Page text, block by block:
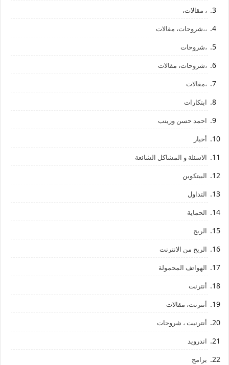
، مقالات،
،،شروحات، مقالات
،شروحات
،شروحات، مقالات
،مقالات
ابتكارات
احمد حسن وزينب
أخبار
الاسئلة و المشاكل الشائعة
البيتكوين
التداول
الحماية
الربح
الربح من الانترنت
الهواتف المحمولة
أنترنت
أنترنت، مقالات
أنترنيت ، شروحات
اندرويد
برامج